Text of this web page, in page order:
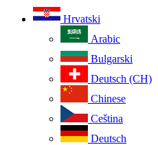
Hrvatski
Arabic
Bulgarski
Deutsch (CH)
Chinese
Ceština
Deutsch